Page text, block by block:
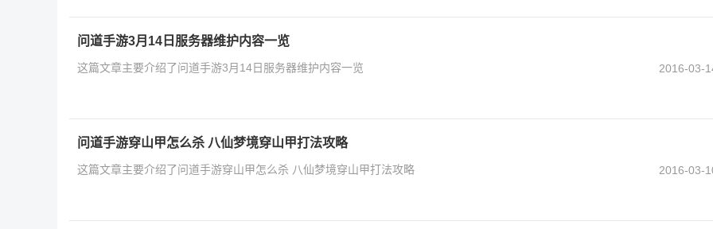
问道手游3月14日服务器维护内容一览
这篇文章主要介绍了问道手游3月14日服务器维护内容一览 2016-03-
问道手游穿山甲怎么杀 八仙梦境穿山甲打法攻略
这篇文章主要介绍了问道手游穿山甲怎么杀 八仙梦境穿山甲打法攻略 2016-03-